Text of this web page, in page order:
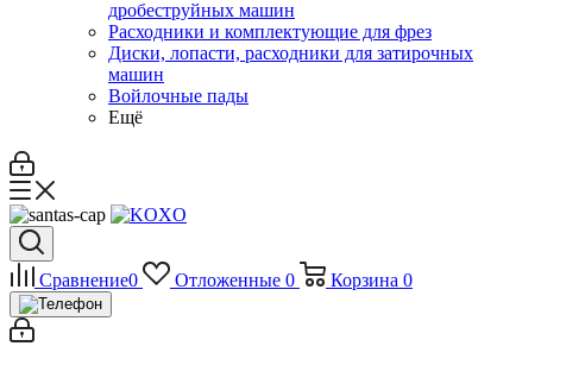
дробеструйных машин
Расходники и комплектующие для фрез
Диски, лопасти, расходники для затирочных
машин
Войлочные пады
Ещё
Сравнение0 Отложенные 0 Корзина 0